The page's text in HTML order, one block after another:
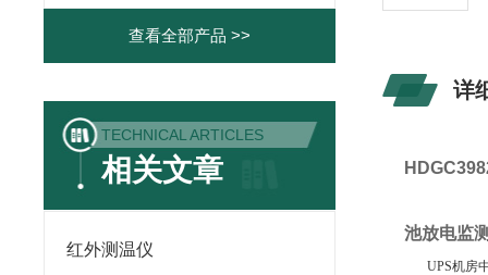
查看全部产品 >>
TECHNICAL ARTICLES
相关文章
红外测温仪
详
池放电监
UPS机房中